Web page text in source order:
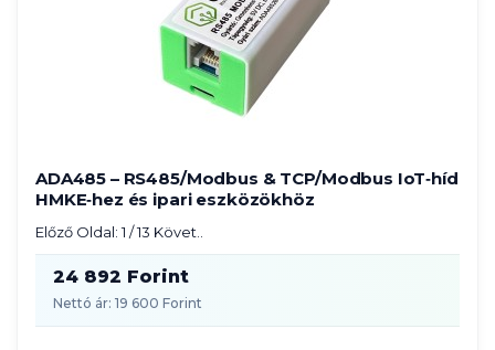
ADA485 – RS485/Modbus & TCP/Modbus IoT‑híd
HMKE‑hez és ipari eszközökhöz
Előző Oldal: 1 / 13 Követ..
24 892 Forint
Nettó ár: 19 600 Forint